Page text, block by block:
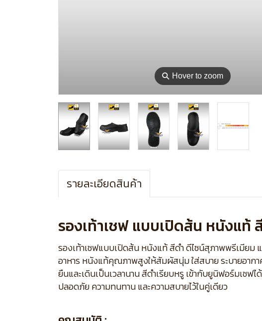
⚲ Hover to zoom
รายละเอียดสินค้า
รองเท้าเชฟ แบบเปิดส้น หนังแท้
รองเท้าเชฟแบบเปิดส้น หนังแท้ สีดำ ดีไซน์สุภาพพรีเมียม
อาหาร หนังแท้คุณภาพสูงให้สัมผัสนุ่ม ใส่สบาย ระบายอาก
ยืนและเดินเป็นเวลานาน สีดำเรียบหรู เข้ากับยูนิฟอร์มเ
ปลอดภัย ความทนทาน และความสบายไว้ในคู่เดียว